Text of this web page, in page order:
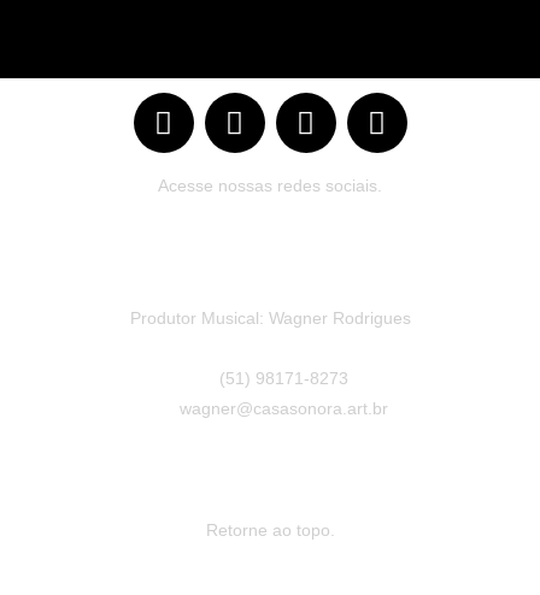
Acesse nossas redes sociais.
Produtor Musical: Wagner Rodrigues
(51) 98171-8273
wagner@casasonora.art.br
Retorne ao topo.